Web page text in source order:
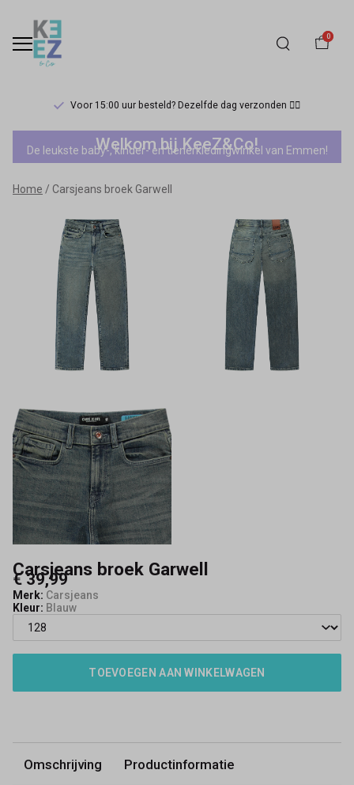
0
Voor 15:00 uur besteld? Dezelfde dag verzonden 🏃‍♀️
Carsjeans
broek
Garwell
Keez&Co
Welkom bij KeeZ&Co!
De leukste baby-, kinder- en tienerkledingwinkel van Emmen!
Home Carsjeans broek Garwell
Carsjeans broek Garwell
€ 39,99
Merk: Carsjeans
Kleur: Blauw
TOEVOEGEN AAN WINKELWAGEN
Omschrijving Productinformatie